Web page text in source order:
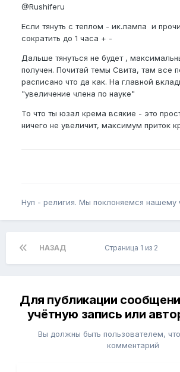
@Rushiferu
Если тянуть с теплом - ик.лампа и
сократить до 1 часа + -
Дальше тянуться не будет ,
получен. Почитай темы Свита, там все
расписано что да как. На главной
"увеличение члена по науке"
То что ты юзал крема всякие - это
ничего не увеличит, максимум приток
Нуп - религия. Мы поклоняемся нашему
НАЗАД Страница 1 из 2
Для публикации
учётную запись или
Вы должны быть пользователем,
комментарий